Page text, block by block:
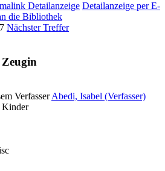
Detailanzeige Detailanzeige per E-
die Bibliothek
Nächster Treffer
Verfasser Abedi, Isabel (Verfasser)